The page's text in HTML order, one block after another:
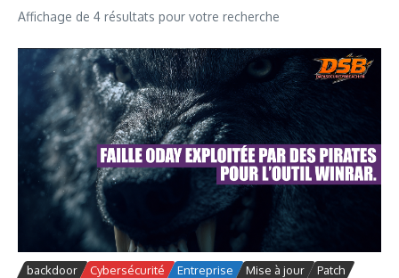
Affichage de 4 résultats pour votre recherche
backdoor Cybersécurité Entreprise Mise à jour
Patch